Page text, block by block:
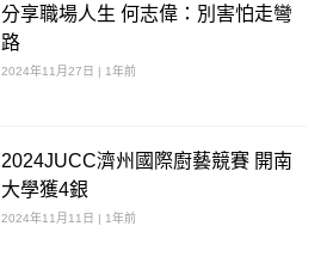
分享職場人生 何志偉：別害怕走彎
路
2024年11月27日 | 1年前
2024JUCC濟州國際廚藝競賽 開南
大學獲4銀
2024年11月11日 | 1年前